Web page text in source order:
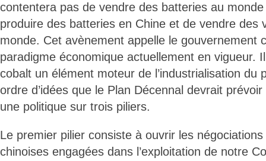
contentera pas de vendre des batteries au
produire des batteries en Chine et de vendre des
monde. Cet avènement appelle le gouvernement
paradigme économique actuellement en vigueur.
cobalt un élément moteur de l’industrialisation du
ordre d’idées que le Plan Décennal devrait
une politique sur trois piliers.
Le premier pilier consiste à ouvrir les
chinoises engagées dans l’exploitation de notre